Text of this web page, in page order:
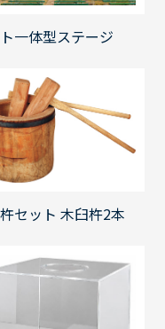
一体型ステージ
セット 木臼杵2本